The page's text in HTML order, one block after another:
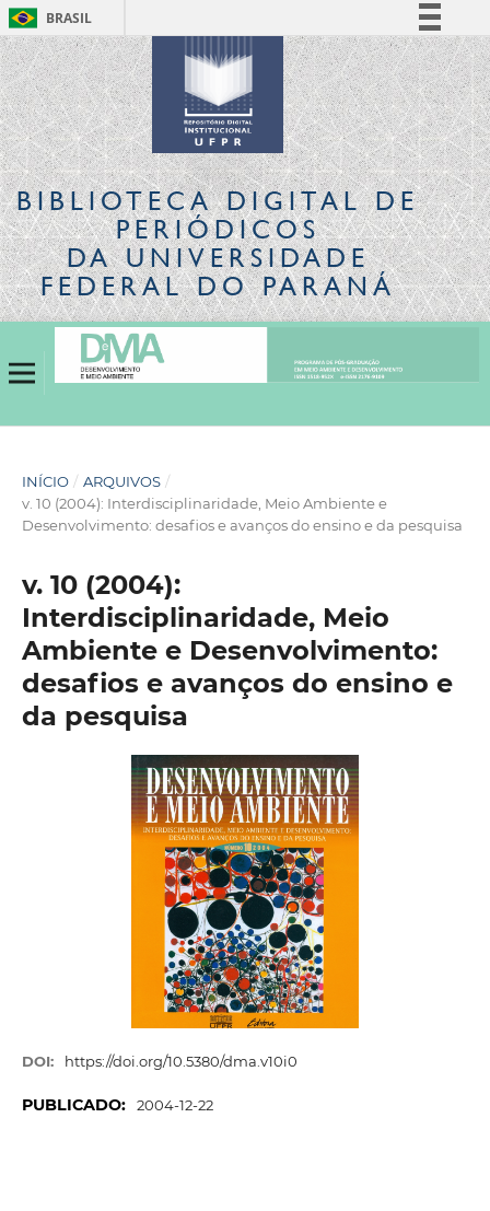
BRASIL
Simplifique!
Comunica BR
Participe
Acesso à informação
Legislação
Canais
BIBLIOTECA DIGITALDE
PERIÓDICOS
DA UNIVERSIDADE
FEDERAL DO PARANÁ
INÍCIO / ARQUIVOS /
v. 10 (2004): Interdisciplinaridade, Meio Ambiente e
Desenvolvimento: desafios e avanços do ensino e da pesquisa
v. 10 (2004):
Interdisciplinaridade, Meio
Ambiente e Desenvolvimento:
desafios e avanços do ensino e
da pesquisa
DOI: https://doi.org/10.5380/dma.v10i0
PUBLICADO: 2004-12-22